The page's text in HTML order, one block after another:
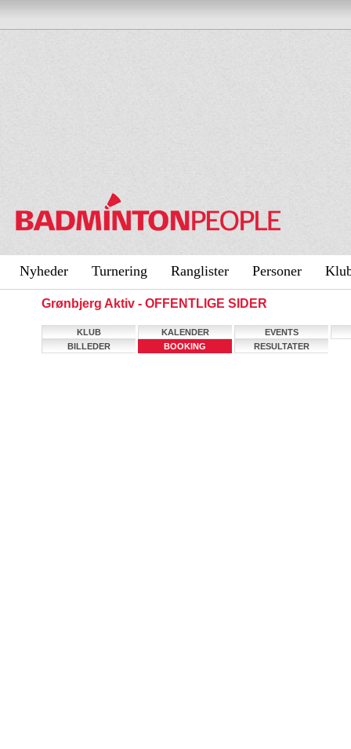
Nyheder Turnering Ranglister Personer
Grønbjerg Aktiv - OFFENTLIGE SIDER
KLUB KALENDER
EVENTS
BILLEDER
BOOKING RESULTATER